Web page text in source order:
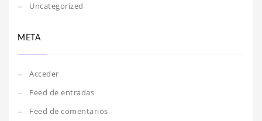
Uncategorized
META
Acceder
Feed de entradas
Feed de comentarios